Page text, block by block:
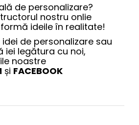
de personalizare?
nostru onlie
ideile în realitate!
idei de personalizare sau
iei legătura cu noi,
noastre
și FACEBOOK